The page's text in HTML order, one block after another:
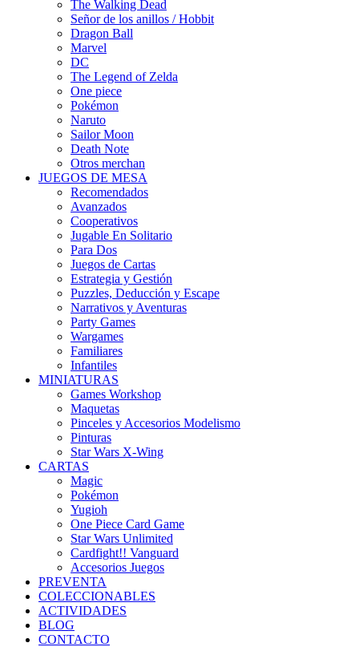
The Walking Dead
Señor de los anillos / Hobbit
Dragon Ball
Marvel
DC
The Legend of Zelda
One piece
Pokémon
Naruto
Sailor Moon
Death Note
Otros merchan
JUEGOS DE MESA
Recomendados
Avanzados
Cooperativos
Jugable En Solitario
Para Dos
Juegos de Cartas
Estrategia y Gestión
Puzzles, Deducción y Escape
Narrativos y Aventuras
Party Games
Wargames
Familiares
Infantiles
MINIATURAS
Games Workshop
Maquetas
Pinceles y Accesorios Modelismo
Pinturas
Star Wars X-Wing
CARTAS
Magic
Pokémon
Yugioh
One Piece Card Game
Star Wars Unlimited
Cardfight!! Vanguard
Accesorios Juegos
PREVENTA
COLECCIONABLES
ACTIVIDADES
BLOG
CONTACTO